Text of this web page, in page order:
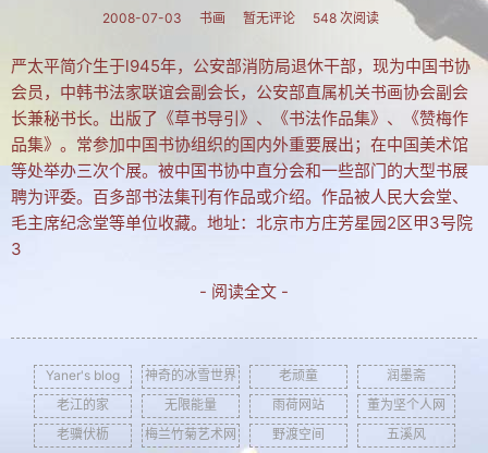
建站历程
学习PS
电脑旧事
拐翁与媒体
吉林大地
人文景观
长白神韵
协会动态
养生保健
2008-07-03 书画 暂无评论 548 次阅读
严太平简介生于l945年，公安部消防局退休干部，现为中国书协
会员，中韩书法家联谊会副会长，公安部直属机关书画协会副会
长兼秘书长。出版了《草书导引》、《书法作品集》、《赞梅作
品集》。常参加中国书协组织的国内外重要展出；在中国美术馆
等处举办三次个展。被中国书协中直分会和一些部门的大型书展
聘为评委。百多部书法集刊有作品或介绍。作品被人民大会堂、
毛主席纪念堂等单位收藏。地址：北京市方庄芳星园2区甲3号院
3
- 阅读全文 -
Yaner's blog 神奇的冰雪世界 老顽童
润墨斋
老江的家
无限能量 雨荷网站
董为坚个人网
老骥伏枥
梅兰竹菊艺术网 野渡空间 五溪风